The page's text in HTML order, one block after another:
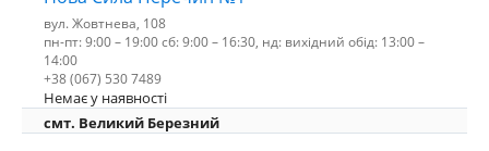
вул. Жовтнева, 108
пн-пт: 9:00 – 19:00 сб: 9:00 – 16:30, нд: вихідний обід: 13:00 –
14:00
+38 (067) 530 7489
Немає у наявності
смт. Великий Березний